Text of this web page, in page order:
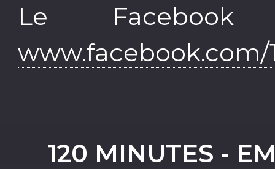
Le
120 MINUTES -